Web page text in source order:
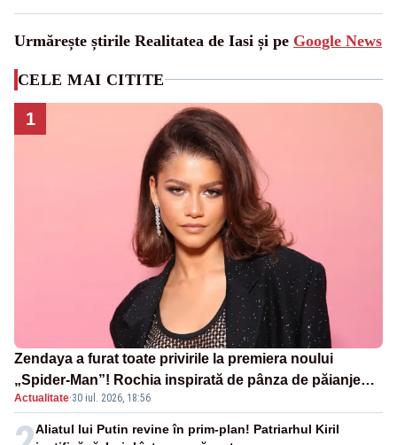
Urmărește știrile Realitatea de Iasi și pe Google News
CELE MAI CITITE
1
Zendaya a furat toate privirile la premiera noului
„Spider-Man”! Rochia inspirată de pânza de păianjen a
făcut senzație
Actualitate·30 iul. 2026, 18:56
Aliatul lui Putin revine în prim-plan! Patriarhul Kiril